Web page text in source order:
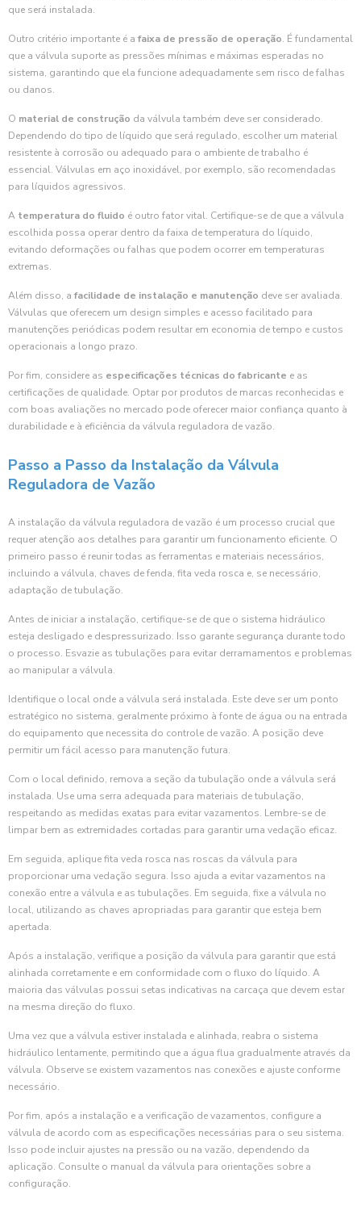
que será instalada.
Outro critério importante é a faixa de pressão de operação. É fundamental
que a válvula suporte as pressões mínimas e máximas esperadas no
sistema, garantindo que ela funcione adequadamente sem risco de falhas
ou danos.
O material de construção da válvula também deve ser considerado.
Dependendo do tipo de líquido que será regulado, escolher um material
resistente à corrosão ou adequado para o ambiente de trabalho é
essencial. Válvulas em aço inoxidável, por exemplo, são recomendadas
para líquidos agressivos.
A temperatura do fluido é outro fator vital. Certifique-se de que a válvula
escolhida possa operar dentro da faixa de temperatura do líquido,
evitando deformações ou falhas que podem ocorrer em temperaturas
extremas.
Além disso, a facilidade de instalação e manutenção deve ser avaliada.
Válvulas que oferecem um design simples e acesso facilitado para
manutenções periódicas podem resultar em economia de tempo e custos
operacionais a longo prazo.
Por fim, considere as especificações técnicas do fabricante e as
certificações de qualidade. Optar por produtos de marcas reconhecidas e
com boas avaliações no mercado pode oferecer maior confiança quanto à
durabilidade e à eficiência da válvula reguladora de vazão.
Passo a Passo da Instalação da Válvula
Reguladora de Vazão
A instalação da válvula reguladora de vazão é um processo crucial que
requer atenção aos detalhes para garantir um funcionamento eficiente. O
primeiro passo é reunir todas as ferramentas e materiais necessários,
incluindo a válvula, chaves de fenda, fita veda rosca e, se necessário,
adaptação de tubulação.
Antes de iniciar a instalação, certifique-se de que o sistema hidráulico
esteja desligado e despressurizado. Isso garante segurança durante todo
o processo. Esvazie as tubulações para evitar derramamentos e problemas
ao manipular a válvula.
Identifique o local onde a válvula será instalada. Este deve ser um ponto
estratégico no sistema, geralmente próximo à fonte de água ou na entrada
do equipamento que necessita do controle de vazão. A posição deve
permitir um fácil acesso para manutenção futura.
Com o local definido, remova a seção da tubulação onde a válvula será
instalada. Use uma serra adequada para materiais de tubulação,
respeitando as medidas exatas para evitar vazamentos. Lembre-se de
limpar bem as extremidades cortadas para garantir uma vedação eficaz.
Em seguida, aplique fita veda rosca nas roscas da válvula para
proporcionar uma vedação segura. Isso ajuda a evitar vazamentos na
conexão entre a válvula e as tubulações. Em seguida, fixe a válvula no
local, utilizando as chaves apropriadas para garantir que esteja bem
apertada.
Após a instalação, verifique a posição da válvula para garantir que está
alinhada corretamente e em conformidade com o fluxo do líquido. A
maioria das válvulas possui setas indicativas na carcaça que devem estar
na mesma direção do fluxo.
Uma vez que a válvula estiver instalada e alinhada, reabra o sistema
hidráulico lentamente, permitindo que a água flua gradualmente através da
válvula. Observe se existem vazamentos nas conexões e ajuste conforme
necessário.
Por fim, após a instalação e a verificação de vazamentos, configure a
válvula de acordo com as especificações necessárias para o seu sistema.
Isso pode incluir ajustes na pressão ou na vazão, dependendo da
aplicação. Consulte o manual da válvula para orientações sobre a
configuração.